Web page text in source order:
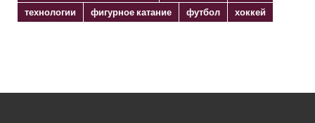
технологии
фигурное катание футбол хоккей